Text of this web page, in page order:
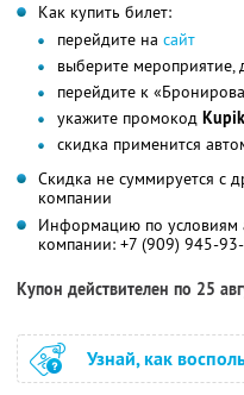
Как купить билет:
перейдите на сайт
выберите мероприятие,
перейдите к
укажите промокод
скидка применится
Скидка не суммируется с
компании
Информацию по условиям
компании: +7 (909) 945-
Купон действителен по 25
Узнай, как